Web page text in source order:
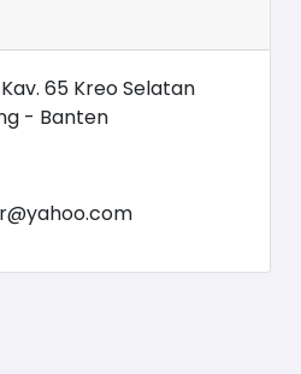
65 Kreo Selatan
- Banten